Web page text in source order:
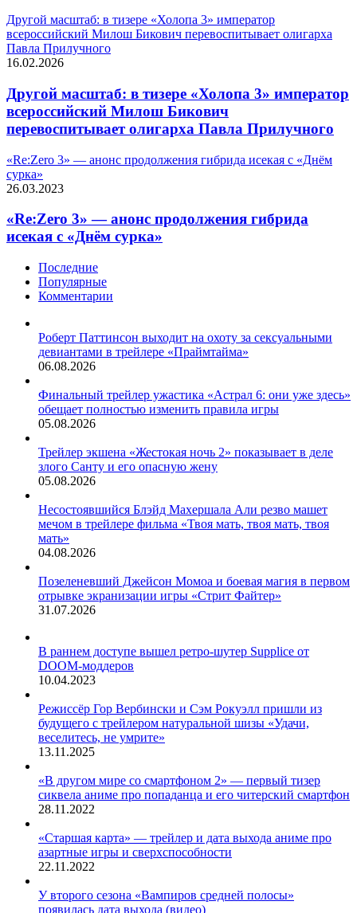
Другой масштаб: в тизере «Холопа 3» император
всероссийский Милош Бикович перевоспитывает олигарха
Павла Прилучного
16.02.2026
Другой масштаб: в тизере «Холопа 3» император
всероссийский Милош Бикович
перевоспитывает олигарха Павла Прилучного
«Re:Zero 3» — анонс продолжения гибрида исекая с «Днём
сурка»
26.03.2023
«Re:Zero 3» — анонс продолжения гибрида
исекая с «Днём сурка»
Последние
Популярные
Комментарии
Роберт Паттинсон выходит на охоту за сексуальными
девиантами в трейлере «Праймтайма»
06.08.2026
Финальный трейлер ужастика «Астрал 6: они уже здесь»
обещает полностью изменить правила игры
05.08.2026
Трейлер экшена «Жестокая ночь 2» показывает в деле
злого Санту и его опасную жену
05.08.2026
Несостоявшийся Блэйд Махершала Али резво машет
мечом в трейлере фильма «Твоя мать, твоя мать, твоя
мать»
04.08.2026
Позеленевший Джейсон Момоа и боевая магия в первом
отрывке экранизации игры «Стрит Файтер»
31.07.2026
В раннем доступе вышел ретро-шутер Supplice от
DOOM-моддеров
10.04.2023
Режиссёр Гор Вербински и Сэм Рокуэлл пришли из
будущего с трейлером натуральной шизы «Удачи,
веселитесь, не умрите»
13.11.2025
«В другом мире со смартфоном 2» — первый тизер
сиквела аниме про попаданца и его читерский смартфон
28.11.2022
«Старшая карта» — трейлер и дата выхода аниме про
азартные игры и сверхспособности
22.11.2022
У второго сезона «Вампиров средней полосы»
появилась дата выхода (видео)